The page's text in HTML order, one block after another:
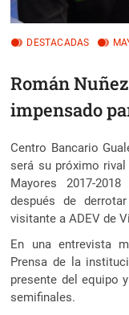
DESTACADAS
Román
impensado
Centro Bancario
será su próximo
Mayores 2017-2018
después de
visitante a ADEV de
En una entrevista
Prensa de la
presente del equipo
semifinales.